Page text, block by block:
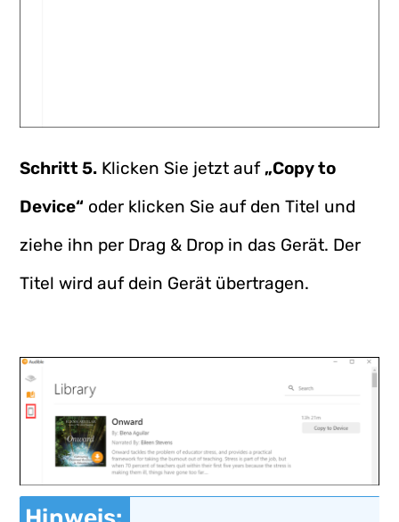
Schritt 5. Klicken Sie jetzt auf „Copy to
Device“ oder klicken Sie auf den Titel und
ziehe ihn per Drag & Drop in das Gerät. Der
Titel wird auf dein Gerät übertragen.